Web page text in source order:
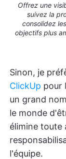
Offrez une
suivez la
consolidez
objectifs plus
Sinon, je
ClickUp pour
un grand
le monde
élimine toute
l'équipe.